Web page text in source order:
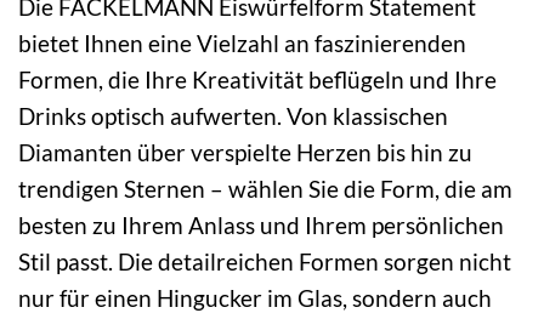
Die FACKELMANN Eiswürfelform Statement
bietet Ihnen eine Vielzahl an faszinierenden
Formen, die Ihre Kreativität beflügeln und Ihre
Drinks optisch aufwerten. Von klassischen
Diamanten über verspielte Herzen bis hin zu
trendigen Sternen – wählen Sie die Form, die am
besten zu Ihrem Anlass und Ihrem persönlichen
Stil passt. Die detailreichen Formen sorgen nicht
nur für einen Hingucker im Glas, sondern auch